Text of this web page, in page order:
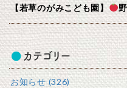
【若草のがみこども園】
カテゴリー
お知らせ (326)